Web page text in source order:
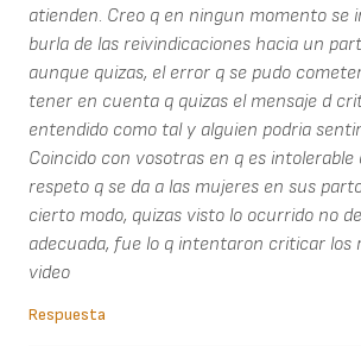
atienden. Creo q en ningun momento se
burla de las reivindicaciones hacia un
aunque quizas, el error q se pudo
tener en cuenta q quizas el mensaje d
entendido como tal y alguien podria
Coincido con vosotras en q es
respeto q se da a las mujeres en sus
cierto modo, quizas visto lo ocurrido no
adecuada, fue lo q intentaron criticar los
video
Respuesta